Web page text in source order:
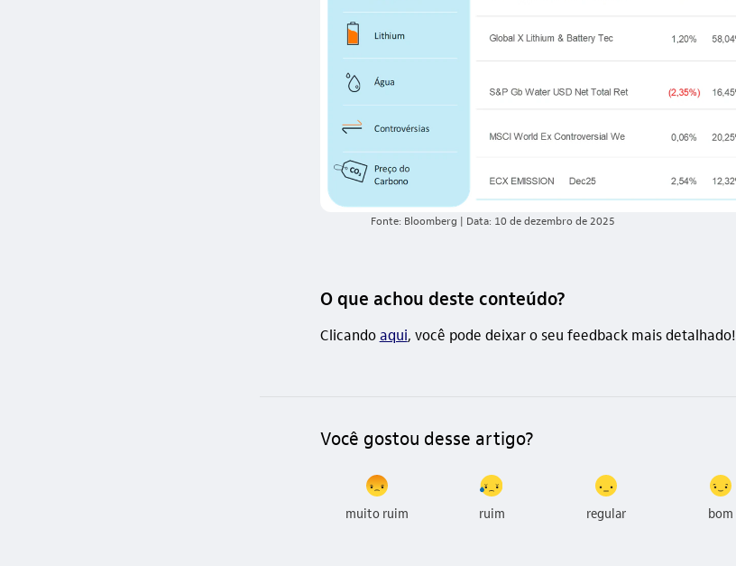
Fonte: Bloomberg | Data: 10 de dezembro de 2025
O que achou deste conteúdo?
Clicandoaqui, você pode deixar o seu feedback mais detalhado!
Você gostou desse artigo?
muito ruim ruim regular bom